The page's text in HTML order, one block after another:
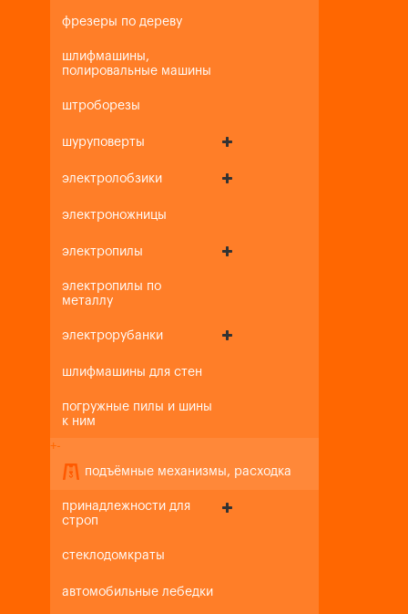
фрезеры по дереву
шлифмашины,
полировальные машины
штроборезы
шуруповерты
электролобзики
электроножницы
электропилы
электропилы по
металлу
электрорубанки
шлифмашины для стен
погружные пилы и шины
к ним
+-
подъёмные механизмы, расходка
принадлежности для
строп
стеклодомкраты
автомобильные лебедки